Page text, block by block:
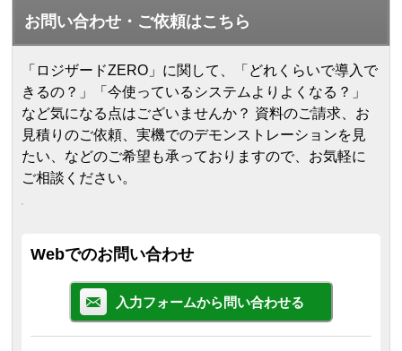
お問い合わせ・ご依頼はこちら
「ロジザードZERO」に関して、「どれくらいで導入で
きるの？」「今使っているシステムよりよくなる？」
など気になる点はございませんか？ 資料のご請求、お
見積りのご依頼、実機でのデモンストレーションを見
たい、などのご希望も承っておりますので、お気軽に
ご相談ください。
Webでのお問い合わせ
入力フォームから問い合わせる